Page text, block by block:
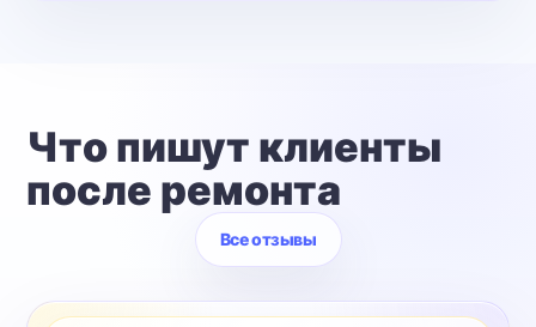
Что пишут клиенты
после ремонта
Все отзывы